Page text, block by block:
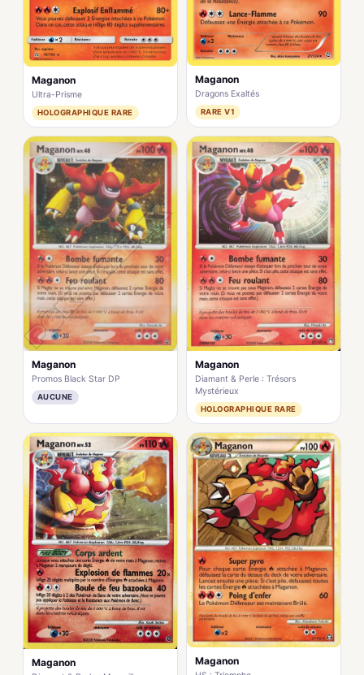
Maganon
Ultra-Prisme
HOLOGRAPHIQUE RARE
Maganon
Dragons Exaltés
RARE V1
Maganon
Promos Black Star DP
AUCUNE
Maganon
Diamant & Perle : Trésors
Mystérieux
HOLOGRAPHIQUE RARE
Maganon Maganon